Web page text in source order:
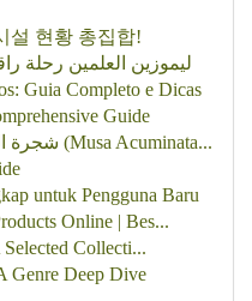
설 현황 총집합!
ليموزين العلمين رحلة
Guia Completo e Dicas
Guide
شجرة الموز الأحمر أو موز بوربون (Musa Acuminata...
untuk Pengguna Baru
Online | Bes...
Collecti...
Genre Deep Dive